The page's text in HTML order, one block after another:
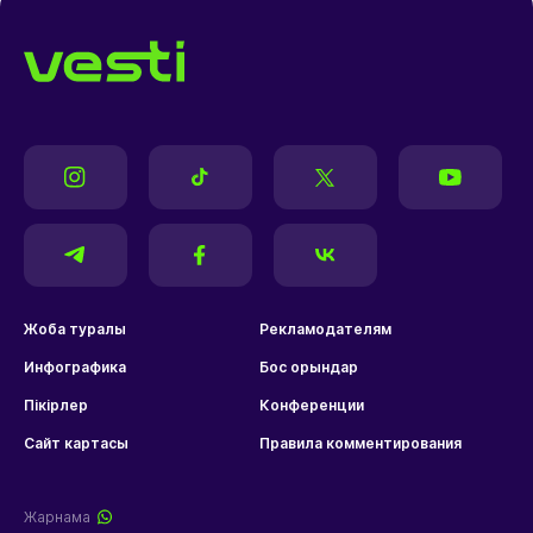
Жоба туралы Рекламодателям
Инфографика Бос орындар
Пікірлер Конференции
Сайт картасы Правила комментирования
Жарнама